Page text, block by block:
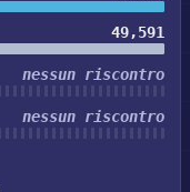
49,591
nessun riscontro
nessun riscontro